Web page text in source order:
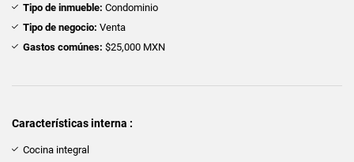
Tipo de inmueble: Condominio
Tipo de negocio: Venta
Gastos comúnes: $25,000 MXN
Características interna :
Cocina integral